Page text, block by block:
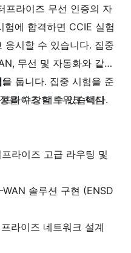
프라이즈 무선 인증의 자
에 합격하면 CCIE 실험
응시할 수 있습니다. 집중
무선 및 자동화와 같은
둡니다. 집중 시험을 준
을 수강할 수 있습니다.
:
라이즈 네트워크 핵심
라이즈 고급 라우팅 및
솔루션 구현 (ENSD
라이즈 네트워크 설계